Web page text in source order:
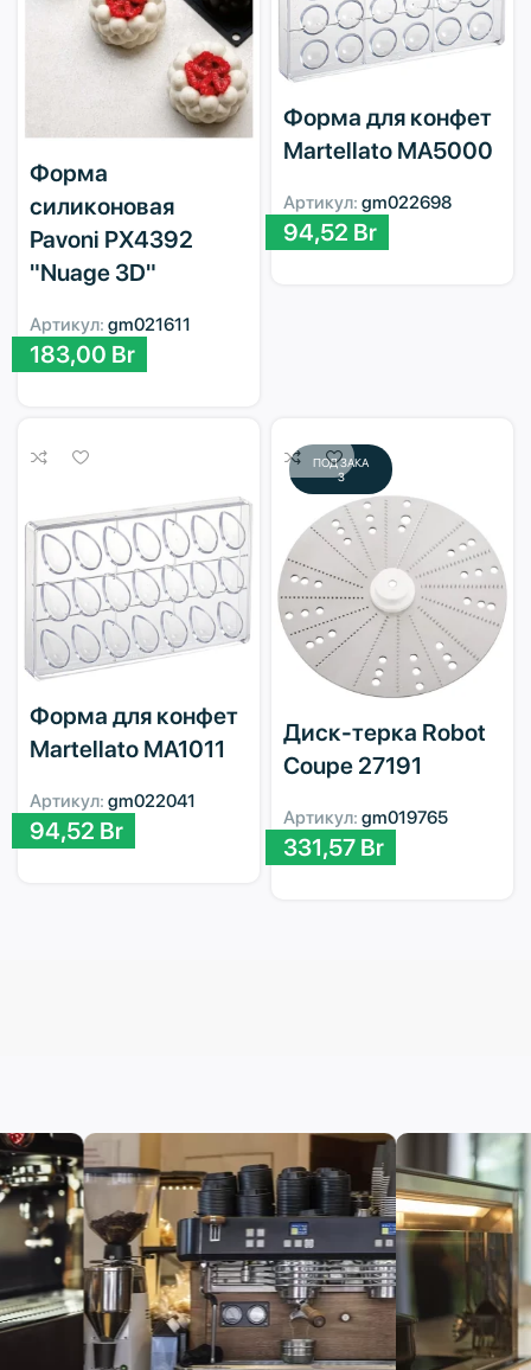
Форма
силиконовая
Pavoni PX4392
"Nuage 3D"
Артикул: gm021611
183,00 Br
Форма для конфет
Martellato MA5000
Артикул: gm022698
94,52 Br
Форма для конфет
Martellato MA1011
Артикул: gm022041
94,52 Br
ПОД ЗАКА
З
Диск-терка Robot
Coupe 27191
Артикул: gm019765
331,57 Br